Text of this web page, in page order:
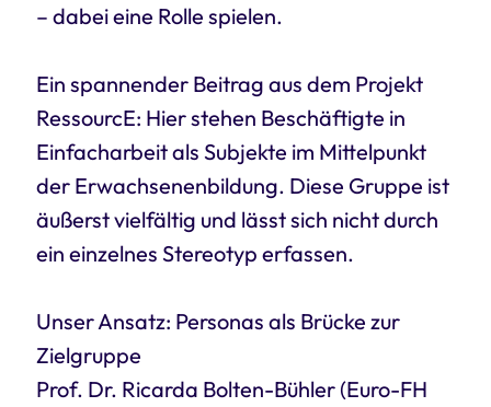
– dabei eine Rolle spielen.
Ein spannender Beitrag aus dem Projekt
RessourcE: Hier stehen Beschäftigte in
Einfacharbeit als Subjekte im Mittelpunkt
der Erwachsenenbildung. Diese Gruppe ist
äußerst vielfältig und lässt sich nicht durch
ein einzelnes Stereotyp erfassen.
Unser Ansatz: Personas als Brücke zur
Zielgruppe
Prof. Dr. Ricarda Bolten-Bühler (Euro-FH